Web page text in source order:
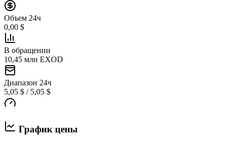
Объем 24ч
0,00 $
В обращении
10,45 млн EXOD
Диапазон 24ч
5,05 $ / 5,05 $
График цены